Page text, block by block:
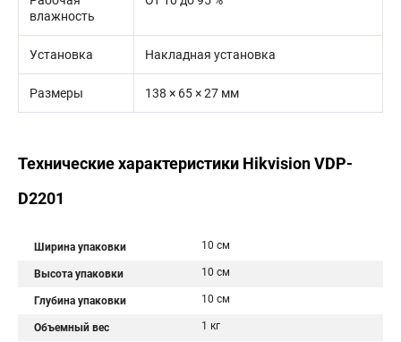
влажность
Установка Накладная установка
Размеры 138 × 65 × 27 мм
Технические характеристики Hikvision VDP-
D2201
Ширина упаковки 10 см
Высота упаковки 10 см
Глубина упаковки 10 см
Объемный вес 1 кг